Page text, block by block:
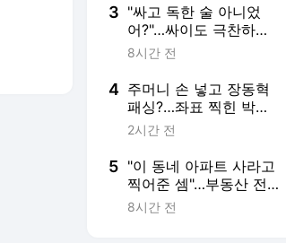
3 "싸고 독한 술 아니었
어?"…싸이도 극찬하더
니 '인기 폭발' [권용훈
8시간 전
4 주머니 손 넣고 장동혁
패싱?…좌표 찍힌 박수
민 논란 전말 [영상]
2시간 전
5 "이 동네 아파트 사라고
찍어준 셈"…부동산 전
화통 불났다
8시간 전